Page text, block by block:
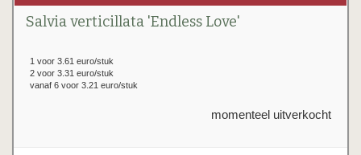
Salvia verticillata 'Endless Love'
1 voor 3.61 euro/stuk
2 voor 3.31 euro/stuk
vanaf 6 voor 3.21 euro/stuk
momenteel uitverkocht